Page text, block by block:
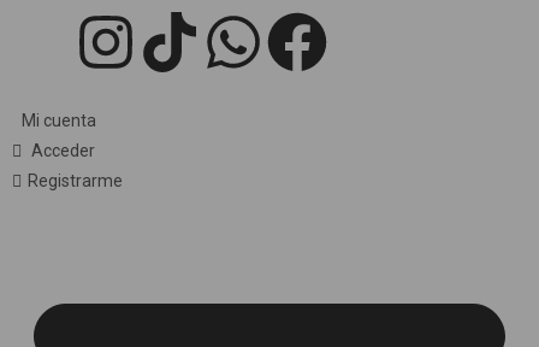
Mi cuenta
Acceder
Registrarme